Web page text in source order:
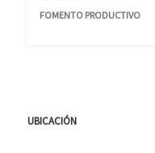
FOMENTO PRODUCTIVO
UBICACIÓN